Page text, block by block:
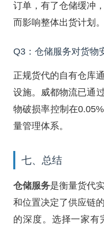
订单，有了仓储缓冲
而影响整体出货计划。
Q3：仓储服务对货物
正规货代的自有仓库
设施。威都物流已通
物破损率控制在
量管理体系。
七、总结
仓储服务是衡量货代
和位置决定了供应链
的深度。选择一家有